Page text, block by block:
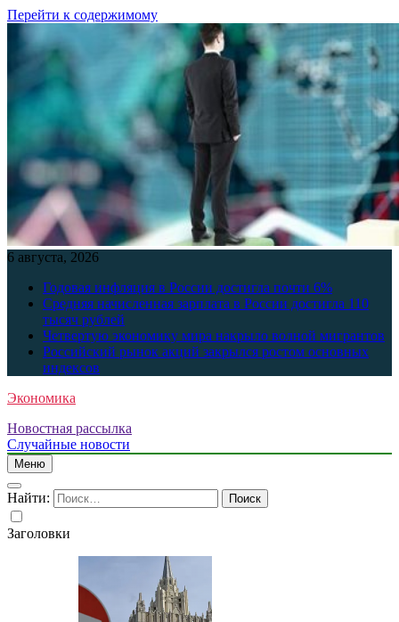
Перейти к содержимому
6 августа, 2026
Годовая инфляция в России достигла почти 6%
Средняя начисленная зарплата в России достигла 110
тысяч рублей
Четвертую экономику мира накрыло волной мигрантов
Российский рынок акций закрылся ростом основных
индексов
Экономика
Новостная рассылка
Случайные новости
Меню
Найти:
Заголовки